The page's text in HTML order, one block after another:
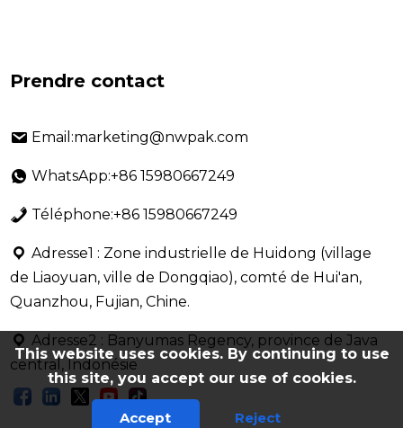
Prendre contact
Email:marketing@nwpak.com
WhatsApp:+86 15980667249
Téléphone:+86 15980667249
Adresse1 : Zone industrielle de Huidong (village
de Liaoyuan, ville de Dongqiao), comté de Hui'an,
Quanzhou, Fujian, Chine.
Adresse2 : Banyumas Regency, province de Java
central, Indonésie
This website uses cookies. By continuing to use
this site, you accept our use of cookies.
Accept Reject